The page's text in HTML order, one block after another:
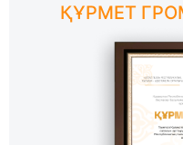
ҚҰРМЕТ